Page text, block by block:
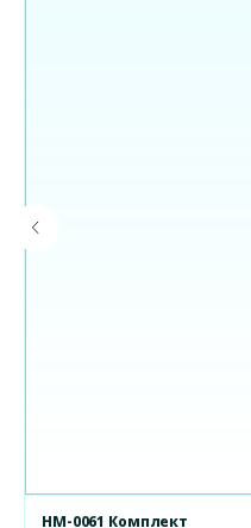
НМ-0061 Комплект